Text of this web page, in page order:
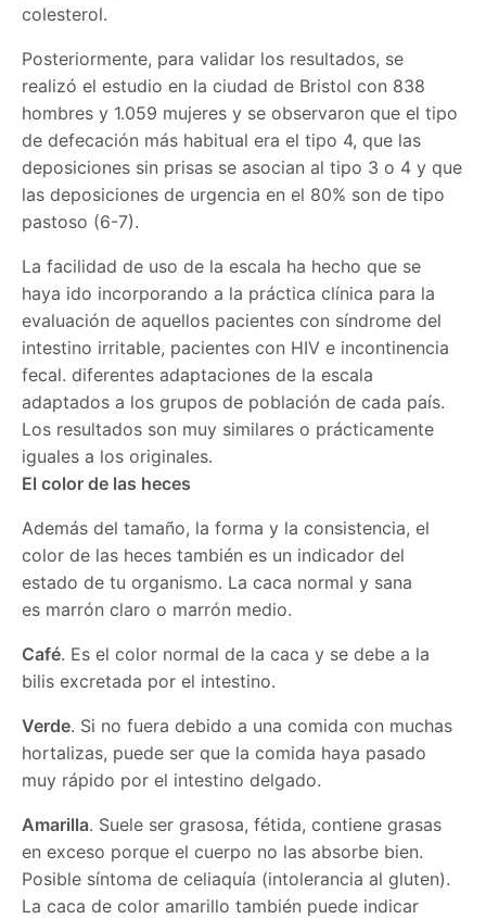
colesterol.
Posteriormente, para validar los resultados, se
realizó el estudio en la ciudad de Bristol con 838
hombres y 1.059 mujeres y se observaron que el tipo
de defecación más habitual era el tipo 4, que las
deposiciones sin prisas se asocian al tipo 3 o 4 y que
las deposiciones de urgencia en el 80% son de tipo
pastoso (6-7).
La facilidad de uso de la escala ha hecho que se
haya ido incorporando a la práctica clínica para la
evaluación de aquellos pacientes con síndrome del
intestino irritable, pacientes con HIV e incontinencia
fecal. diferentes adaptaciones de la escala
adaptados a los grupos de población de cada país.
Los resultados son muy similares o prácticamente
iguales a los originales.
El color de las heces
Además del tamaño, la forma y la consistencia, el
color de las heces también es un indicador del
estado de tu organismo. La caca normal y sana
es marrón claro o marrón medio.
Café. Es el color normal de la caca y se debe a la
bilis excretada por el intestino.
Verde. Si no fuera debido a una comida con muchas
hortalizas, puede ser que la comida haya pasado
muy rápido por el intestino delgado.
Amarilla. Suele ser grasosa, fétida, contiene grasas
en exceso porque el cuerpo no las absorbe bien.
Posible síntoma de celiaquía (intolerancia al gluten).
La caca de color amarillo también puede indicar